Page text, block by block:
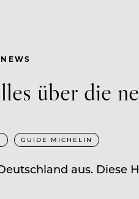
NEWS
über die
GUIDE MICHELIN
aus. Diese